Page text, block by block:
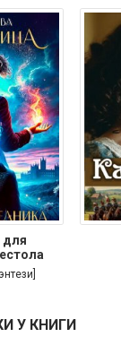
для
У КНИГИ